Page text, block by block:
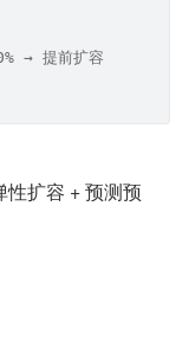
→ 提前扩容
扩容 + 预测预